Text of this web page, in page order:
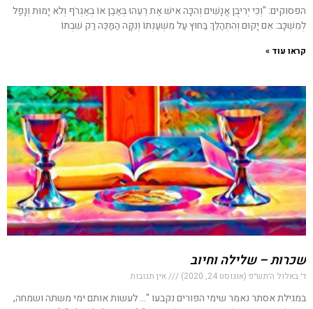
הפסוקים: "וְכִי יְרִיבֻן אֲנָשִׁים וְהִכָּה אִישׁ אֶת רֵעֵהוּ בְּאֶבֶן אוֹ בְאֶגְרֹף וְלֹא יָמוּת וְנָפַל
לְמִשְׁכָּב: אִם יָקוּם וְהִתְהַלֵּךְ בַּחוּץ עַל מִשְׁעַנְתּוֹ וְנִקָּה הַמַּכֶּה רַק שִׁבְתּוֹ
קראו עוד »
שכרות – שלילה וחיוב
ד׳ באלול ה׳תש״פ (אוגוסט 24, 2020) אין תגובות
במגילת אסתר נאמר שימי הפורים נקבעו "… לעשות אותם ימי משתה ושמחה,